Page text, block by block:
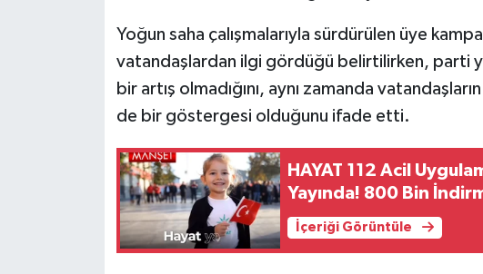
Yoğun saha çalışmalarıyla sürdürülen üye
vatandaşlardan ilgi gördüğü belirtilirken, parti
bir artış olmadığını, aynı zamanda
de bir göstergesi olduğunu ifade etti.
HAYAT 112 Acil
Yayında! 800 Bin
İçeriği Görüntüle